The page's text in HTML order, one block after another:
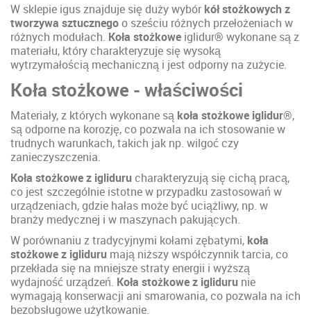
W sklepie igus znajduje się duży wybórkół stożkowych z
tworzywa sztucznegoo sześciu różnych przełożeniach w
różnych modułach. Koła stożkowe iglidur® wykonane są z
materiału, który charakteryzuje się wysoką
wytrzymałością mechaniczną i jest odporny na zużycie.
Koła stożkowe - właściwości
Materiały, z których wykonane są koła stożkowe iglidur®,
są odporne na korozję, co pozwala na ich stosowanie w
trudnych warunkach, takich jak np. wilgoć czy
zanieczyszczenia.
Koła stożkowe z iglidurucharakteryzują się cichą pracą,
co jest szczególnie istotne w przypadku zastosowań w
urządzeniach, gdzie hałas może być uciążliwy, np. w
branży medycznej i w maszynach pakujących.
W porównaniu z tradycyjnymi kołami zębatymi, koła
stożkowe z igliduru mają niższy współczynnik tarcia, co
przekłada się na mniejsze straty energii i wyższą
wydajność urządzeń. Koła stożkowe z igliduru nie
wymagają konserwacji ani smarowania, co pozwala na ich
bezobsługowe użytkowanie.